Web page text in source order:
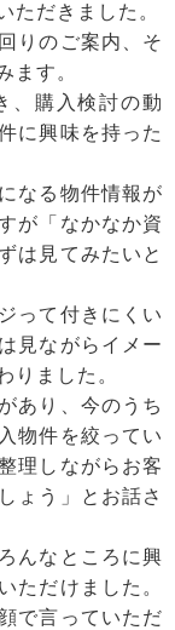
ただきました。
りのご案内、そ
ます。
、購入検討の動
に興味を持った
なる物件情報が
が「なかなか資
は見てみたいと
って付きにくい
見ながらイメー
りました。
あり、今のうち
物件を絞ってい
理しながらお客
ょう」とお話さ
んなところに興
ただけました。
で言っていただ